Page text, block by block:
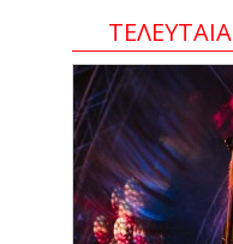
ΤΕΛΕΥΤΑΙΑ